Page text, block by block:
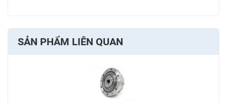
SẢN PHẨM LIÊN QUAN